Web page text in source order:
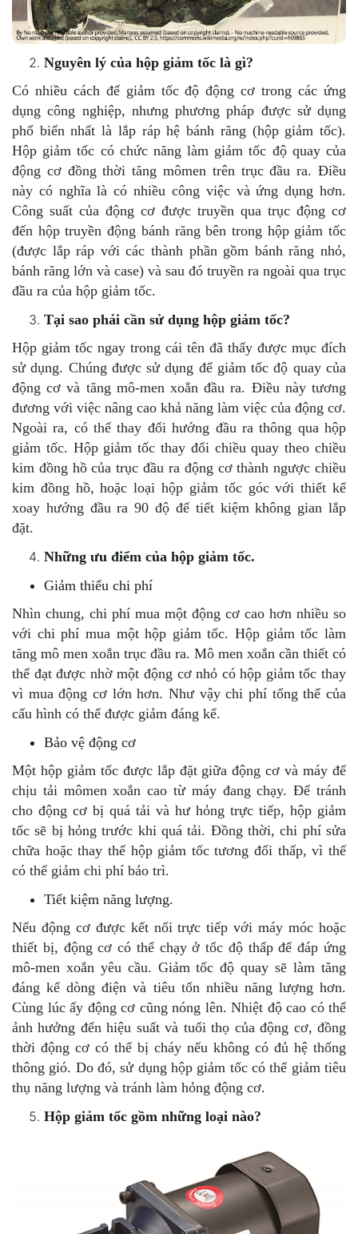
Nguyên lý của hộp giảm tốc là gì?
Có nhiều cách để giảm tốc độ động cơ trong các ứng
dụng công nghiệp, nhưng phương pháp được sử dụng
phổ biến nhất là lắp ráp hệ bánh răng (hộp giảm tốc).
Hộp giảm tốc có chức năng làm giảm tốc độ quay của
động cơ đồng thời tăng mômen trên trục đầu ra. Điều
này có nghĩa là có nhiều công việc và ứng dụng hơn.
Công suất của động cơ được truyền qua trục động cơ
đến hộp truyền động bánh răng bên trong hộp giảm tốc
(được lắp ráp với các thành phần gồm bánh răng nhỏ,
bánh răng lớn và case) và sau đó truyền ra ngoài qua trục
đầu ra của hộp giảm tốc.
Tại sao phải cần sử dụng hộp giảm tốc?
Hộp giảm tốc ngay trong cái tên đã thấy được mục đích
sử dụng. Chúng được sử dụng để giảm tốc độ quay của
động cơ và tăng mô-men xoắn đầu ra. Điều này tương
đương với việc nâng cao khả năng làm việc của động cơ.
Ngoài ra, có thể thay đổi hướng đầu ra thông qua hộp
giảm tốc. Hộp giảm tốc thay đổi chiều quay theo chiều
kim đồng hồ của trục đầu ra động cơ thành ngược chiều
kim đồng hồ, hoặc loại hộp giảm tốc góc với thiết kế
xoay hướng đầu ra 90 độ để tiết kiệm không gian lắp
đặt.
Những ưu điểm của hộp giảm tốc.
Giảm thiểu chi phí
Nhìn chung, chi phí mua một động cơ cao hơn nhiều so
với chi phí mua một hộp giảm tốc. Hộp giảm tốc làm
tăng mô men xoắn trục đầu ra. Mô men xoắn cần thiết có
thể đạt được nhờ một động cơ nhỏ có hộp giảm tốc thay
vì mua động cơ lớn hơn. Như vậy chi phí tổng thể của
cấu hình có thể được giảm đáng kể.
Bảo vệ động cơ
Một hộp giảm tốc được lắp đặt giữa động cơ và máy để
chịu tải mômen xoắn cao từ máy đang chạy. Để tránh
cho động cơ bị quá tải và hư hỏng trực tiếp, hộp giảm
tốc sẽ bị hỏng trước khi quá tải. Đồng thời, chi phí sửa
chữa hoặc thay thế hộp giảm tốc tương đối thấp, vì thế
có thể giảm chi phí bảo trì.
Tiết kiệm năng lượng.
Nếu động cơ được kết nối trực tiếp với máy móc hoặc
thiết bị, động cơ có thể chạy ở tốc độ thấp để đáp ứng
mô-men xoắn yêu cầu. Giảm tốc độ quay sẽ làm tăng
đáng kể dòng điện và tiêu tốn nhiều năng lượng hơn.
Cùng lúc ấy động cơ cũng nóng lên. Nhiệt độ cao có thể
ảnh hưởng đến hiệu suất và tuổi thọ của động cơ, đồng
thời động cơ có thể bị cháy nếu không có đủ hệ thống
thông gió. Do đó, sử dụng hộp giảm tốc có thể giảm tiêu
thụ năng lượng và tránh làm hỏng động cơ.
Hộp giảm tốc gồm những loại nào?